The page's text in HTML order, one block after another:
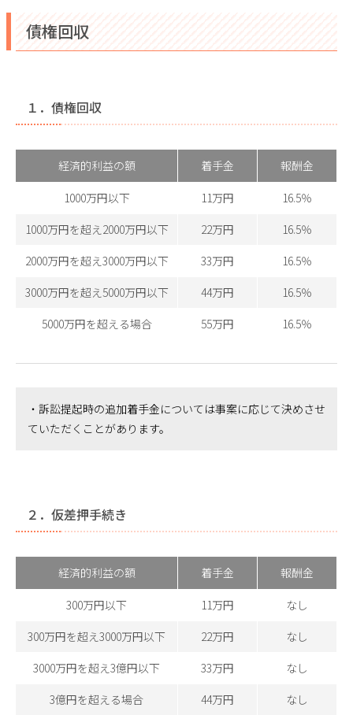
債権回収
１．債権回収
経済的利益の額 着手金 報酬金
1000万円以下 11万円
16.5％
1000万円を超え2000万円以下
22万円
16.5％
2000万円を超え3000万円以下
33万円
16.5％
3000万円を超え5000万円以下
44万円
16.5％
5000万円を超える場合
55万円 16.5％
・訴訟提起時の追加着手金については事案に応じて決めさせ
ていただくことがあります。
２．仮差押手続き
経済的利益の額 着手金 報酬金
300万円以下 11万円
なし
300万円を超え3000万円以下
22万円
なし
3000万円を超え3億円以下
33万円
なし
3億円を超える場合
44万円 なし